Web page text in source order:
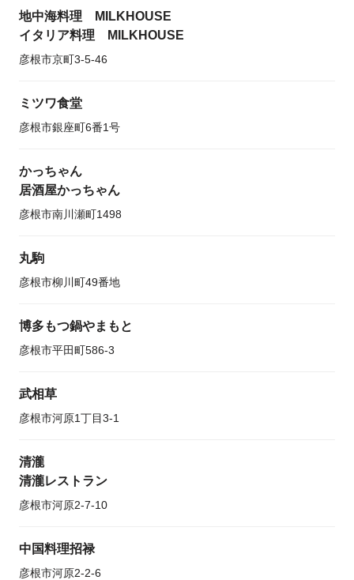
地中海料理 MILKHOUSE
イタリア料理 MILKHOUSE
彦根市京町3-5-46
ミツワ食堂
彦根市銀座町6番1号
かっちゃん
居酒屋かっちゃん
彦根市南川瀬町1498
丸駒
彦根市柳川町49番地
博多もつ鍋やまもと
彦根市平田町586-3
武相草
彦根市河原1丁目3-1
清瀧
清瀧レストラン
彦根市河原2-7-10
中国料理招禄
彦根市河原2-2-6